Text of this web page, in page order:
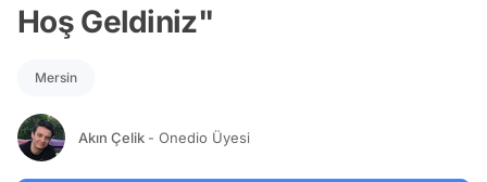
Hoş Geldiniz"
Mersin
Akın Çelik - Onedio Üyesi